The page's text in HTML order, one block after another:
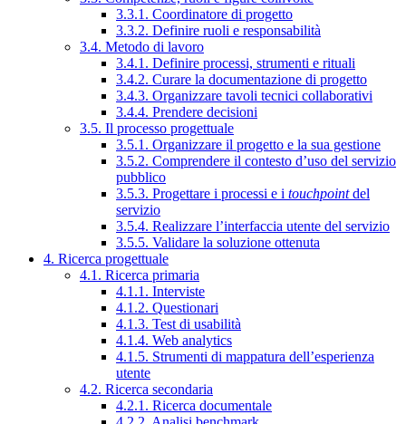
3.3.1. Coordinatore di progetto
3.3.2. Definire ruoli e responsabilità
3.4. Metodo di lavoro
3.4.1. Definire processi, strumenti e rituali
3.4.2. Curare la documentazione di progetto
3.4.3. Organizzare tavoli tecnici collaborativi
3.4.4. Prendere decisioni
3.5. Il processo progettuale
3.5.1. Organizzare il progetto e la sua gestione
3.5.2. Comprendere il contesto d’uso del servizio
pubblico
3.5.3. Progettare i processi e i touchpointdel
servizio
3.5.4. Realizzare l’interfaccia utente del servizio
3.5.5. Validare la soluzione ottenuta
4. Ricerca progettuale
4.1. Ricerca primaria
4.1.1. Interviste
4.1.2. Questionari
4.1.3. Test di usabilità
4.1.4. Web analytics
4.1.5. Strumenti di mappatura dell’esperienza
utente
4.2. Ricerca secondaria
4.2.1. Ricerca documentale